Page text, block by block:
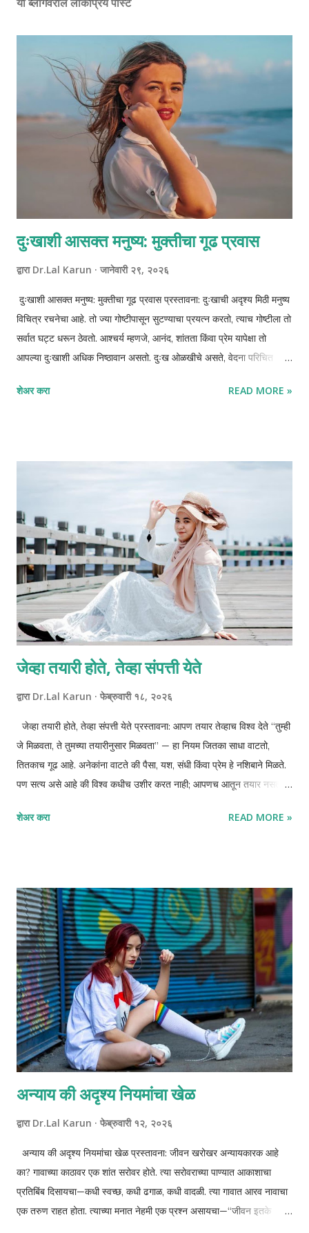
दुःखाशी आसक्त मनुष्य: मुक्तीचा गूढ प्रवास
द्वारा Dr.Lal Karun जानेवारी २९, २०२६
दुःखाशी आसक्त मनुष्य: मुक्तीचा गूढ प्रवास प्रस्तावना: दुःखाची अदृश्य मिठी मनुष्य
विचित्र रचनेचा आहे. तो ज्या गोष्टीपासून सुटण्याचा प्रयत्न करतो, त्याच गोष्टीला तो
सर्वात घट्ट धरून ठेवतो. आश्चर्य म्हणजे, आनंद, शांतता किंवा प्रेम यापेक्षा तो
आपल्या दुःखाशी अधिक निष्ठावान असतो. दुःख ओळखीचे असते, वेदना परिचित
दुःख हे केवळ अनुभव नसून एक आसक्ती आहे—अहंकाराची, स्मृतीची आणि
दुःख हे तात्पुरते न राहता एक मानसिक निवासस्थान बनते. मन विचार करू लागतो:
“मी असा आहे कारण माझ्याबरोबर हे घडले” “माझे दुःखच माझी कथा आहे” “वेदना
नसतील तर मी कोण आहे?” अशा प्रकारे दुःख ओळखीचा भाग बनते. अहंकार आणि
वेदना यांचे सूक्ष्म नाते अहंका...
शेअर करा READ MORE »
जेव्हा तयारी होते, तेव्हा संपत्ती येते
द्वारा Dr.Lal Karun फेब्रुवारी १८, २०२६
जेव्हा तयारी होते, तेव्हा संपत्ती येते प्रस्तावना: आपण तयार तेव्हाच विश्व देते “तुम्ही
जे मिळवता, ते तुमच्या तयारीनुसार मिळवता” — हा नियम जितका साधा वाटतो,
तितकाच गूढ आहे. अनेकांना वाटते की पैसा, यश, संधी किंवा प्रेम हे नशिबाने मिळते.
पण सत्य असे आहे की विश्व कधीच उशीर करत नाही; आपणच आतून तयार नसतो.
वेगवेगळ्या शब्दांत एकच तत्त्व सांगितले — तुमची अंतर्गत अवस्था तुमच्या बाह्य
महाराष्ट्रात समृद्धी म्हणजे भरलेले घर, समाधानाची झोप, आदर, आरोग्य, आणि पुढच्या
पिढीसाठी सुरक्षित पाया. दिवाळीत आपण लक्ष्मीपूजन करतो, पण त्यामागे केवळ धन
नव्हे तर “शुभ-लाभ” ही संकल्पना आहे — शुभ विचार आणि योग्य कृतीतून येणारा
लाभ. जर तुम्हाला अधिक पैसा हवा असेल, तर आधी स्वतःला विचारा: मी तो पैसा
सांभाळण्यास तयार आहे का? माझ...
शेअर करा READ MORE »
अन्याय की अदृश्य नियमांचा खेळ
द्वारा Dr.Lal Karun फेब्रुवारी १२, २०२६
अन्याय की अदृश्य नियमांचा खेळ प्रस्तावना: जीवन खरोखर अन्यायकारक आहे
का? गावाच्या काठावर एक शांत सरोवर होते. त्या सरोवराच्या पाण्यात आकाशाचा
प्रतिबिंब दिसायचा—कधी स्वच्छ, कधी ढगाळ, कधी वादळी. त्या गावात आरव नावाचा
एक तरुण राहत होता. त्याच्या मनात नेहमी एक प्रश्न असायचा—“जीवन इतके